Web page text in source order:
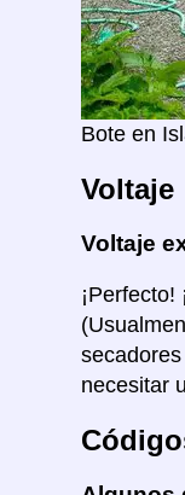
Bote en
Voltaje
Voltaje
necesitar